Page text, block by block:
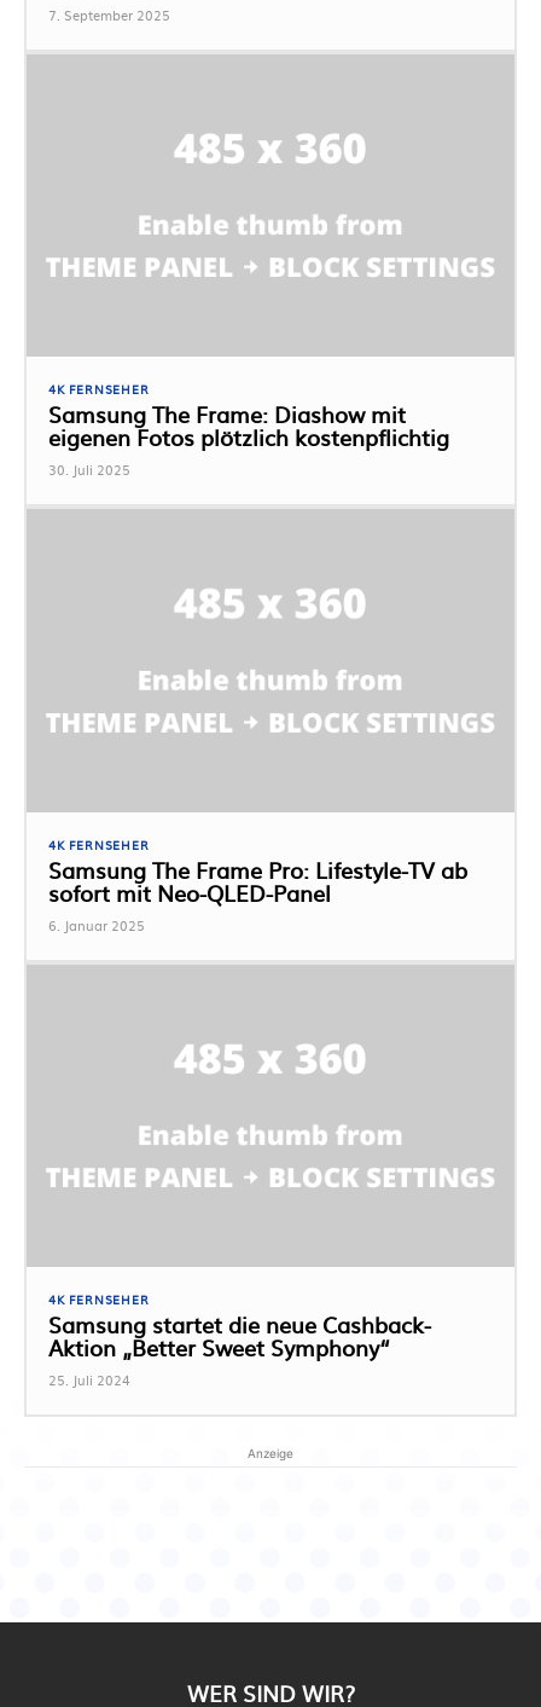
7. September 2025
4K FERNSEHER
Samsung The Frame: Diashow mit
eigenen Fotos plötzlich kostenpflichtig
30. Juli 2025
4K FERNSEHER
Samsung The Frame Pro: Lifestyle-TV ab
sofort mit Neo-QLED-Panel
6. Januar 2025
4K FERNSEHER
Samsung startet die neue Cashback-
Aktion „Better Sweet Symphony“
25. Juli 2024
Anzeige
WER SIND WIR?